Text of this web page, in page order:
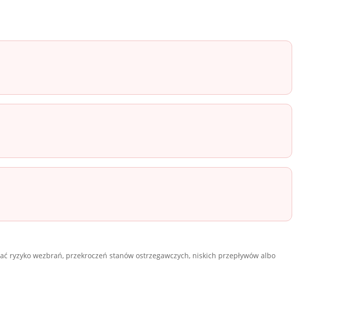
ryzyko wezbrań, przekroczeń stanów ostrzegawczych, niskich przepływów albo